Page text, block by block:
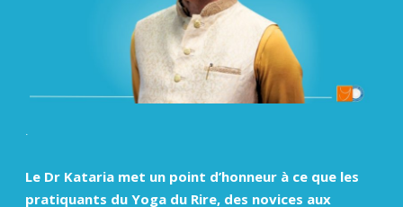
Le Dr Kataria met un point d’honneur à ce que les
pratiquants du Yoga du Rire, des novices aux